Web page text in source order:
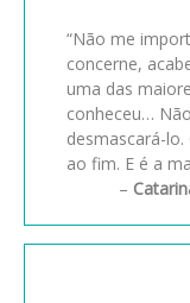
“Não me
concerne,
uma das
conheceu…
desmascará-
ao fim. E é a
–